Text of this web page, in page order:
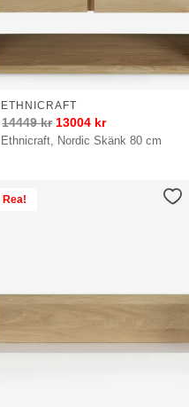
Ethnicraft, Nordic Skänk 80 cm
ETHNICRAFT
14449kr 13004 kr
Rea!